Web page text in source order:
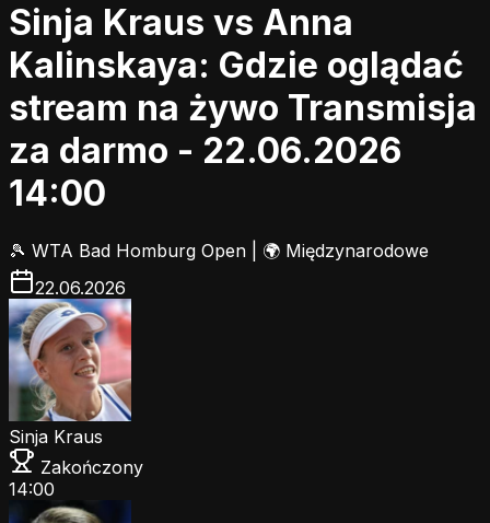
Sinja Kraus vs Anna
Kalinskaya: Gdzie oglądać
stream na żywo Transmisja
za darmo - 22.06.2026
14:00
🎾 WTA Bad Homburg Open
🌍 Międzynarodowe
22.06.2026
Sinja Kraus
Zakończony
14:00